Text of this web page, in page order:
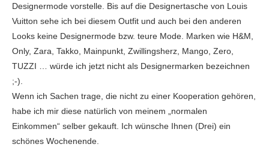
Designermode vorstelle. Bis auf die Designertasche von Louis
Vuitton sehe ich bei diesem Outfit und auch bei den anderen
Looks keine Designermode bzw. teure Mode. Marken wie H&M,
Only, Zara, Takko, Mainpunkt, Zwillingsherz, Mango, Zero,
TUZZI … würde ich jetzt nicht als Designermarken bezeichnen
;-).
Wenn ich Sachen trage, die nicht zu einer Kooperation gehören,
habe ich mir diese natürlich von meinem „normalen
Einkommen“ selber gekauft. Ich wünsche Ihnen (Drei) ein
schönes Wochenende.